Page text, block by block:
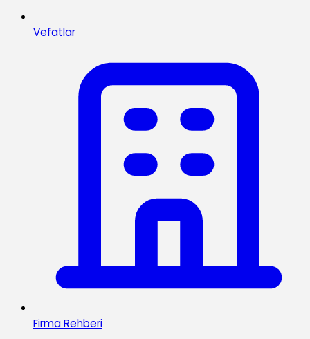
Vefatlar
Firma Rehberi